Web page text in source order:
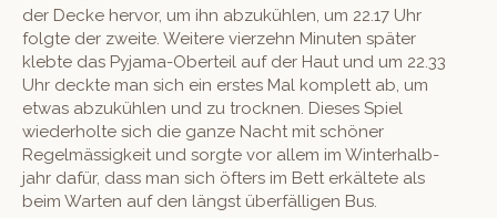
der Decke her­vor, um ihn abzukühlen, um 22.17 Uhr
fol­gte der zweite. Weit­ere vierzehn Minuten später
klebte das Pyja­ma-Oberteil auf der Haut und um 22.33
Uhr deck­te man sich ein erstes Mal kom­plett ab, um
etwas abzukühlen und zu trock­nen. Dieses Spiel
wieder­holte sich die ganze Nacht mit schön­er
Regelmäs­sigkeit und sorgte vor allem im Win­ter­hal­b­
jahr dafür, dass man sich öfters im Bett erkäl­tete als
beim Warten auf den längst über­fäl­li­gen Bus.